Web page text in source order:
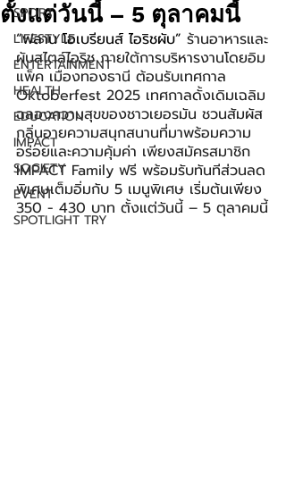
SPORT
LIFESTYLE
ENTERTAINMENT
HEALTH
EDUCATION
IMPACT
SOCIETY
EVENT
SPOTLIGHT TRY
ตั้งแต่วันนี้ – 5 ตุลาคมนี้
“ฟลาน โอเบรียนส์ ไอริชผับ” ร้านอาหารและ
ผับสไตล์ไอริช ภายใต้การบริหารงานโดยอิม
แพ็ค เมืองทองธานี ต้อนรับเทศกาล
Oktoberfest 2025 เทศกาลดั้งเดิมเฉลิม
ฉลองความสุขของชาวเยอรมัน ชวนสัมผัส
กลิ่นอายความสนุกสนานที่มาพร้อมความ
อร่อยและความคุ้มค่า เพียงสมัครสมาชิก
IMPACT Family ฟรี พร้อมรับทันทีส่วนลด
พิเศษเต็มอิ่มกับ 5 เมนูพิเศษ เริ่มต้นเพียง
350 - 430 บาท ตั้งแต่วันนี้ – 5 ตุลาคมนี้